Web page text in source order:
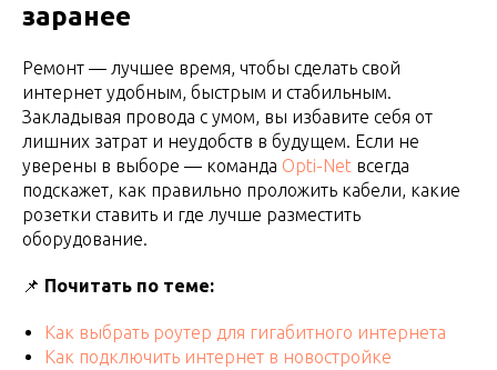
заранее
Ремонт — лучшее время, чтобы сделать свой
интернет удобным, быстрым и стабильным.
Закладывая провода с умом, вы избавите себя от
лишних затрат и неудобств в будущем. Если не
уверены в выборе — команда Opti-Net всегда
подскажет, как правильно проложить кабели, какие
розетки ставить и где лучше разместить
оборудование.
📌 Почитать по теме:
Как выбрать роутер для гигабитного интернета
Как подключить интернет в новостройке